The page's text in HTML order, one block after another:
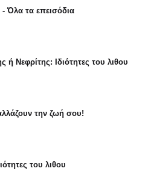
- Όλα τα επεισόδια
ή Νεφρίτης: Ιδιότητες του λιθου
την ζωή σου!
του λιθου